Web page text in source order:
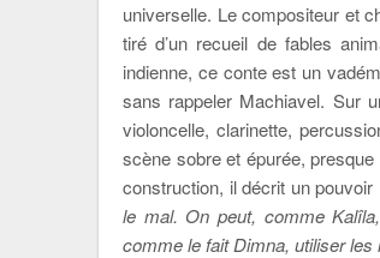
universelle. Le compositeur et
tiré d’un recueil de fables
indienne, ce conte est un
sans rappeler Machiavel. Sur
violoncelle, clarinette,
scène sobre et épurée,
construction, il décrit un
le mal. On peut, comme
comme le fait Dimna, utiliser